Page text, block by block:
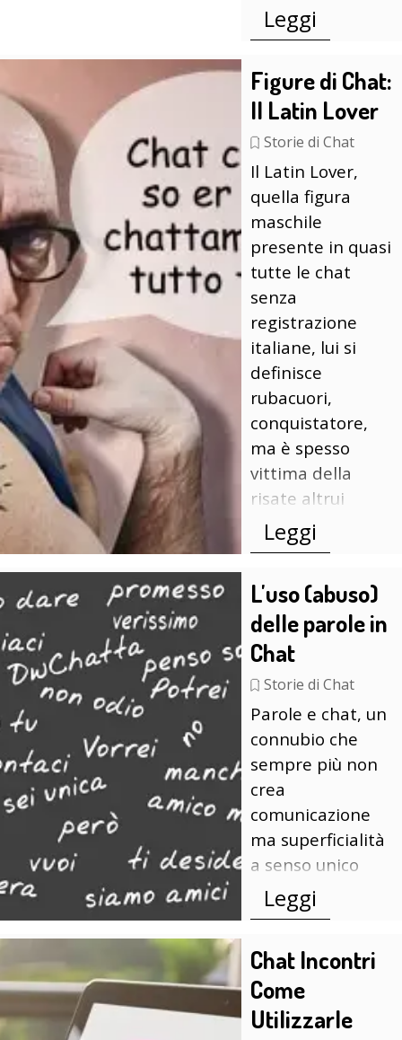
Leggi
Figure di Chat:
Il Latin Lover
Storie di Chat
Il Latin Lover,
quella figura
maschile
presente in quasi
tutte le chat
senza
registrazione
italiane, lui si
definisce
rubacuori,
conquistatore,
ma è spesso
vittima della
risate altrui
Leggi
L'uso (abuso)
delle parole in
Chat
Storie di Chat
Parole e chat, un
connubio che
sempre più non
crea
comunicazione
ma superficialità
a senso unico
Leggi
Chat Incontri
Come
Utilizzarle